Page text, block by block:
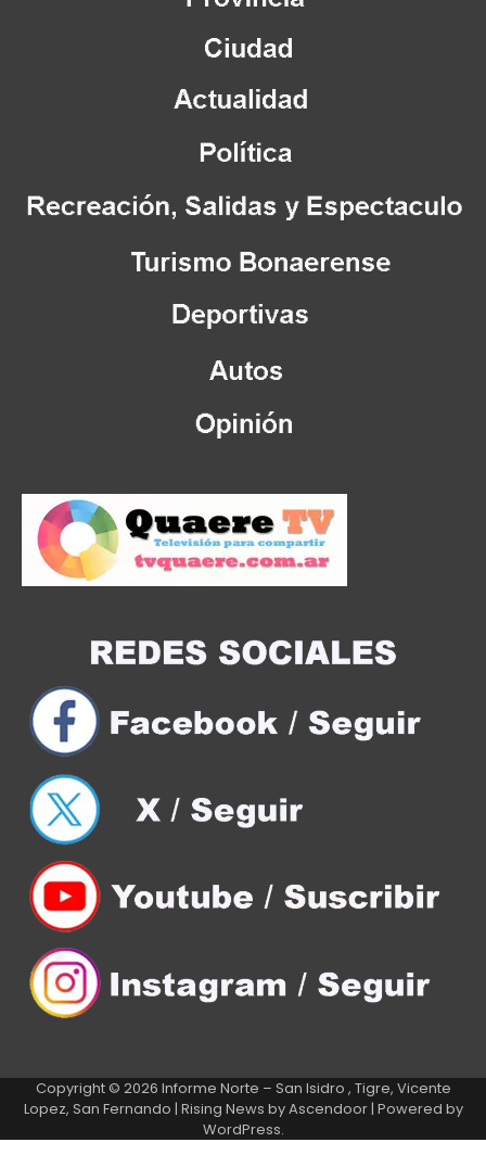
Copyright © 2026 Informe Norte – San Isidro , Tigre, Vicente
Lopez, San Fernando | Rising News byAscendoor| Powered by
WordPress.